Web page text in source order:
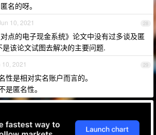
名的呀。
28
10, 2021
点的电子现金系统》论文中没有过多谈及匿
该论文试图去解决的主要问题.
29
10, 2021
性是相对实名账户而言的。
是匿名性。